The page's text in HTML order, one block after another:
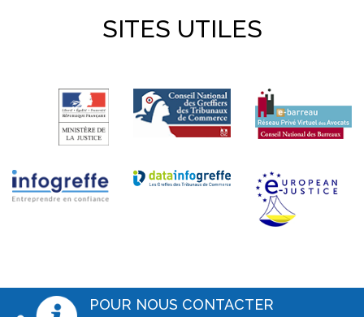
SITES UTILES
POUR NOUS CONTACTER